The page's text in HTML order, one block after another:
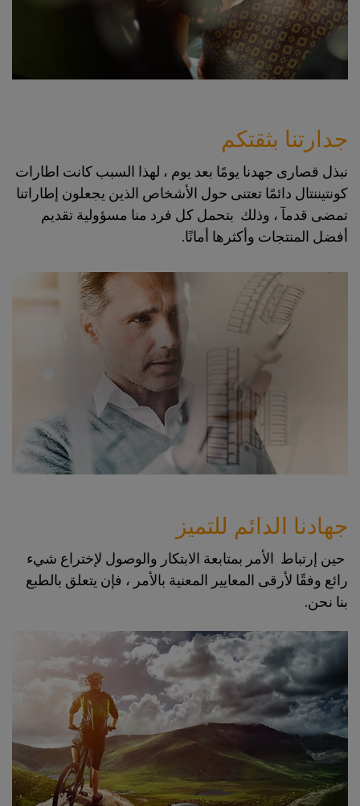
جدارتنا بثقتكم
نبذل قصارى جهدنا يومًا بعد يوم ، لهذا السبب كانت اطارات
كونتيننتال دائمًا تعتنى حول الأشخاص الذين يجعلون إطاراتنا
تمضى قدمآ ، وذلك بتحمل كل فرد منا مسؤولية تقديم
أفضل المنتجات وأكثرها أمانًا.
جهادنا الدائم للتميز
حين إرتباط الأمر بمتابعة الابتكار والوصول لإختراع شيء
رائع وفقًا لأرقى المعايير المعنية بالأمر ، فإن يتعلق بالطبع
بنا نحن.